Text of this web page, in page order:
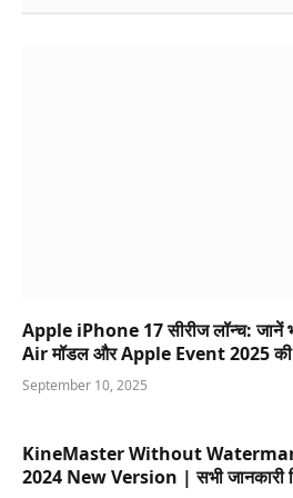
Apple iPhone 17 सीरीज लॉन्च: जानें
Air मॉडल और Apple Event 2025 की
September 10, 2025
KineMaster Without
2024 New Version | सभी जानकारी